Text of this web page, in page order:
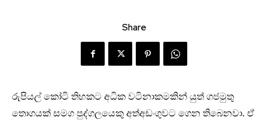
Share
රුපියල් කෝටි තිහකට අධික වටිනාකමකින් යුත් ගජමුතු
තොගයක් සමග පුද්ගලයෙකු අත්අඩංගුවට ගෙන තිබෙනවා. ඒ